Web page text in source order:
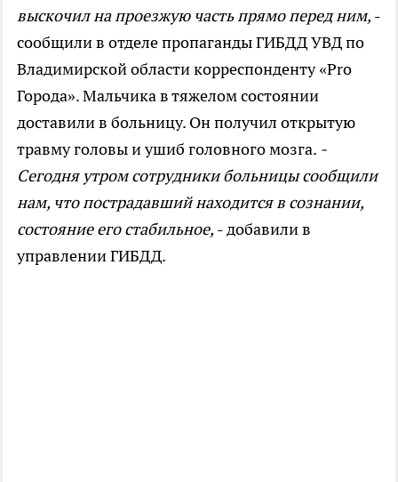
выскочил на проезжую часть прямо перед ним, -
сообщили в отделе пропаганды ГИБДД УВД по
Владимирской области корреспонденту «Pro
Города». Мальчика в тяжелом состоянии
доставили в больницу. Он получил открытую
травму головы и ушиб головного мозга. -
Сегодня утром сотрудники больницы сообщили
нам, что пострадавший находится в сознании,
состояние его стабильное, - добавили в
управлении ГИБДД.